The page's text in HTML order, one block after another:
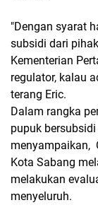
"Dengan syarat
subsidi dari
Kementerian
regulator, kalau
terang Eric.
Dalam rangka
pupuk
menyampaikan,
Kota Sabang
melakukan
menyeluruh.